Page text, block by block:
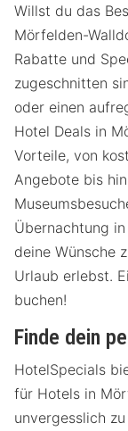
Willst du das
Mörfelden-
Rabatte und
zugeschnitten
oder einen
Hotel Deals in
Vorteile, von
Angebote bis
Übernachtung
deine Wünsche
Urlaub erlebst.
buchen!
Finde dein
HotelSpecials
für Hotels in
unvergesslich